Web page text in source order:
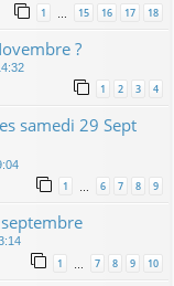
1 … 15 16 17 18
?
1 2 3 4
samedi 29 Sept
1 … 6 7 8 9
1 7 8 9 10